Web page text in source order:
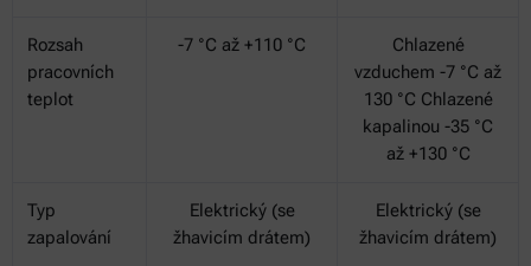
Rozsah
pracovních
teplot
-7 °C až +110 °C
Chlazené
vzduchem -7 °C až
130 °C Chlazené
kapalinou -35 °C
až +130 °C
Typ
zapalování
Elektrický (se
žhavicím drátem)
Elektrický (se
žhavicím drátem)